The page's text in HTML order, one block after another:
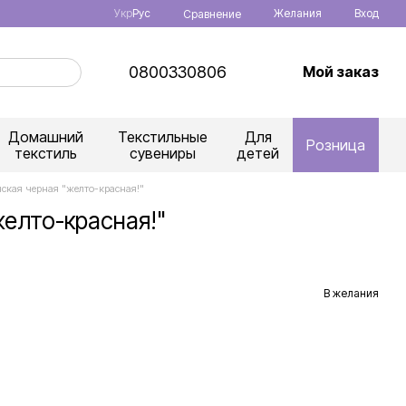
УкрРус Сравнение Желания Вход
0800330806 Мой заказ
Домашний
текстиль
Текстильные
сувениры
Для
детей
Розница
черная "желто-красная!"
красная!"
В желания